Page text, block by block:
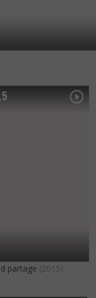
,5
partage (2015)